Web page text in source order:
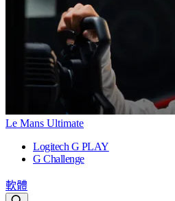
Le Mans Ultimate
Logitech G PLAY
G Challenge
軟體